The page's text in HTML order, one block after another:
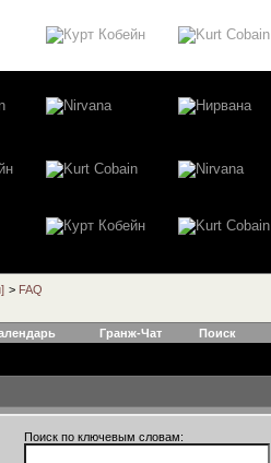
> FAQ
Гранж-Чат Поиск
Поиск по ключевым словам: